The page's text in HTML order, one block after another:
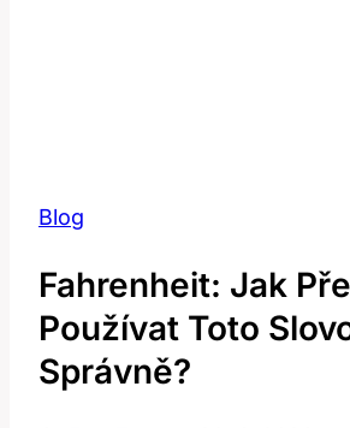
Blog
Fahrenheit: Jak
Používat Toto
Správně?